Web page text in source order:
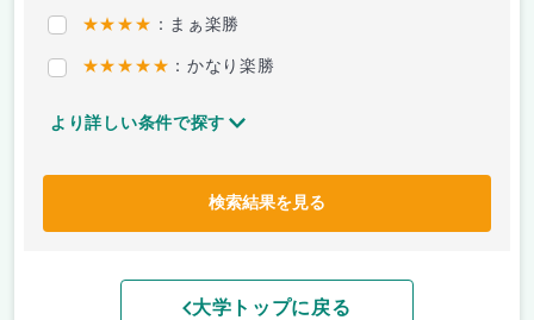
★★★★ ：まぁ楽勝
★★★★★ ：かなり楽勝
より詳しい条件で探す
検索結果を見る
大学トップに戻る